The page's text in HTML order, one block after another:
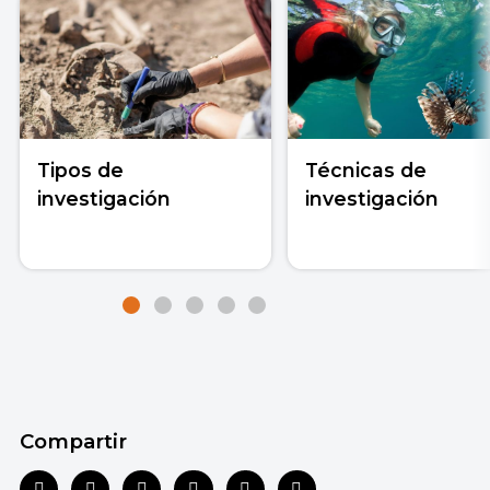
Tipos de
investigación
Técnicas de
investigación
Compartir